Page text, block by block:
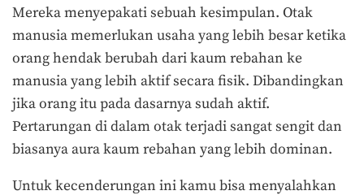
Mereka menyepakati sebuah kesimpulan. Otak
manusia memerlukan usaha yang lebih besar ketika
orang hendak berubah dari kaum rebahan ke
manusia yang lebih aktif secara fisik. Dibandingkan
jika orang itu pada dasarnya sudah aktif.
Pertarungan di dalam otak terjadi sangat sengit dan
biasanya aura kaum rebahan yang lebih dominan.
Untuk kecenderungan ini kamu bisa menyalahkan